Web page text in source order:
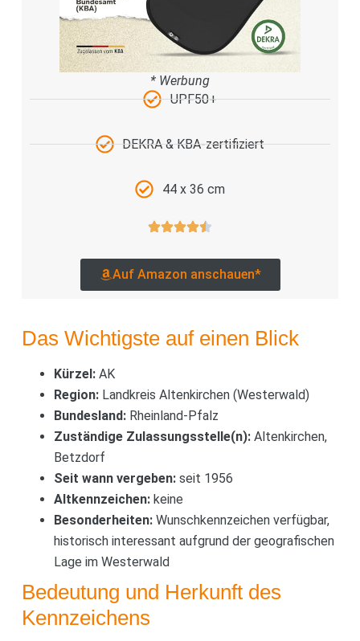
* Werbung
UPF50+
DEKRA & KBA-zertifiziert
44 x 36 cm
Auf Amazon anschauen*
Das Wichtigste auf einen Blick
Kürzel:AK
Region:Landkreis Altenkirchen (Westerwald)
Bundesland:Rheinland-Pfalz
Zuständige Zulassungsstelle(n):Altenkirchen,
Betzdorf
Seit wann vergeben:seit 1956
Altkennzeichen:keine
Besonderheiten:Wunschkennzeichen verfügbar,
historisch interessant aufgrund der geografischen
Lage im Westerwald
Bedeutung und Herkunft des
Kennzeichens